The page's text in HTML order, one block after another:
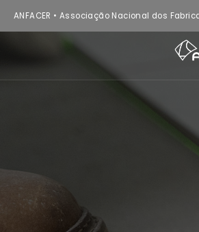
ANFACER • Associação Nacional dos